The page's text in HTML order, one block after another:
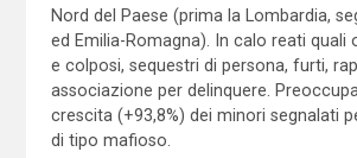
Nord del Paese (prima la Lombardia,
ed Emilia-Romagna). In calo reati quali
e colposi, sequestri di persona, furti,
associazione per delinquere.
crescita (+93,8%) dei minori segnalati
di tipo mafioso.